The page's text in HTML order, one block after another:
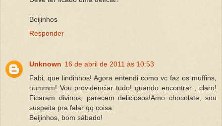
Beijinhos
Responder
Unknown 16 de abril de 2011 às 10:53
Fabi, que lindinhos! Agora entendi como vc faz os muffins,
hummm! Vou providenciar tudo! quando encontrar , claro!
Ficaram divinos, parecem deliciosos!Amo chocolate, sou
suspeita pra falar qq coisa.
Beijinhos, bom sábado!